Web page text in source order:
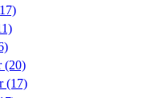
(20)
(17)